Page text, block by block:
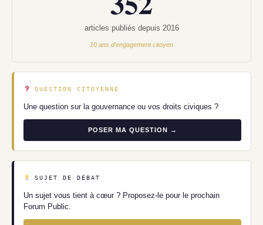
articles publiés depuis 2016
10 ans d'engagement citoyen
QUESTION CITOYENNE
Une question sur la gouvernance ou vos droits civiques ?
POSER MA QUESTION →
SUJET DE DÉBAT
Un sujet vous tient à cœur ? Proposez-le pour le prochain
Forum Public.